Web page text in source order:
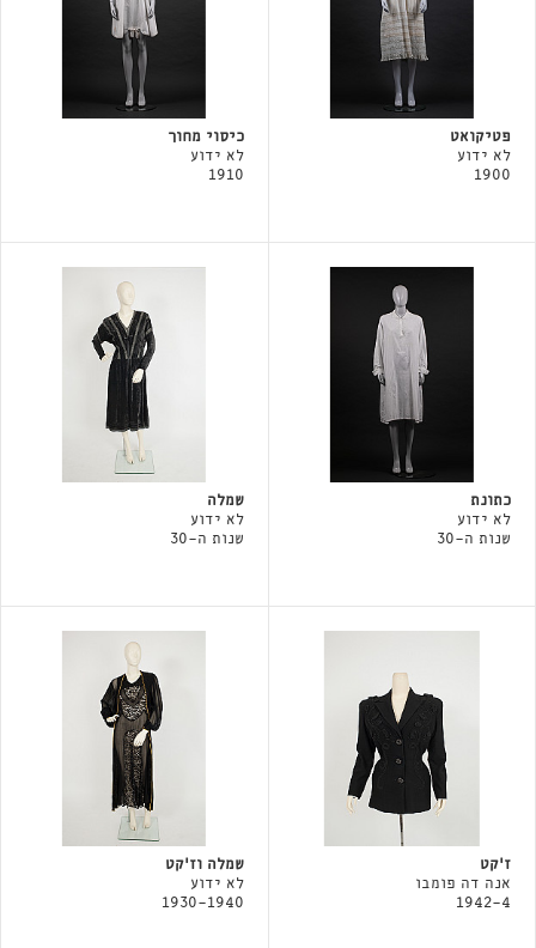
פטיקואט
לא ידוע
1900
כיסוי מחוך
לא ידוע
1910
כתונת
לא ידוע
שנות ה-30
שמלה
לא ידוע
שנות ה-30
ז׳קט
אנה דה פומבו
1942-4
שמלה וז׳קט
לא ידוע
1930-1940